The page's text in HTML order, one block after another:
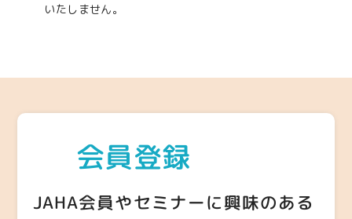
いたしません。
会員登録
JAHA会員やセミナーに興味のある